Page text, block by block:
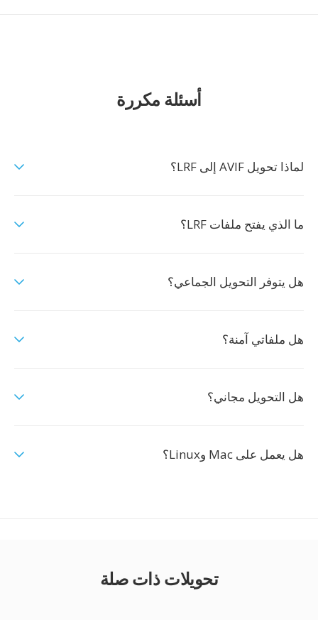
أسئلة مكررة
لماذا تحويل AVIF إلى LRF؟
ما الذي يفتح ملفات LRF؟
هل يتوفر التحويل الجماعي؟
هل ملفاتي آمنة؟
هل التحويل مجاني؟
هل يعمل على Mac وLinux؟
تحويلات ذات صلة